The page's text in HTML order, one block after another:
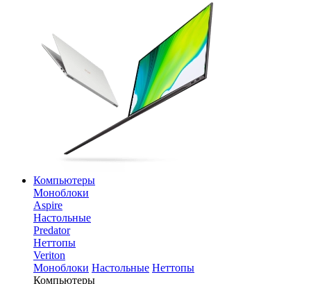
Компьютеры
Моноблоки
Aspire
Настольные
Predator
Неттопы
Veriton
Моноблоки Настольные Неттопы
Компьютеры